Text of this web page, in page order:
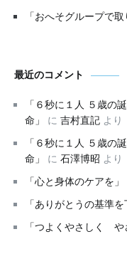
「おへそグループで取
最近のコメント
「６秒に１人 ５歳の
命」
に 吉村直記 より
「６秒に１人 ５歳の
命」
に 石澤博昭 より
「心と身体のケアを」
「ありがとうの基準を
「つよくやさしく や